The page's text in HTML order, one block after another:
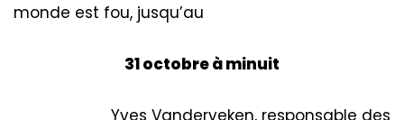
monde est fou, jusqu’au
31 octobre à minuit
Yves Vanderveken, responsable des